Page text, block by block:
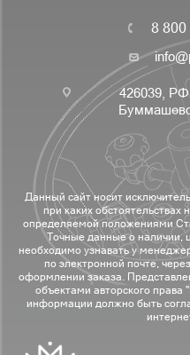
8 800
426039,
Данный сайт носит
при каких обстоятельствах
определяемой положениями
Точные данные о наличии,
необходимо узнавать у
по электронной почте,
оформлении заказа.
объектами авторского
информации должно быть